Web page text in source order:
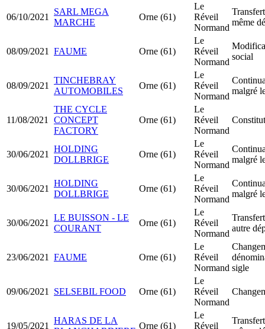
06/10/2021
SARL MEGA
MARCHE
Orne (61)
Le
Réveil
Normand
même
08/09/2021 FAUME Orne (61)
Le
Réveil
Normand
social
08/09/2021
TINCHEBRAY
AUTOMOBILES
Orne (61)
Le
Réveil
Normand
malgré
11/08/2021
THE CYCLE
CONCEPT
FACTORY
Orne (61)
Le
Réveil
Normand
30/06/2021
HOLDING
DOLLBRIGE
Orne (61)
Le
Réveil
Normand
malgré
30/06/2021
HOLDING
DOLLBRIGE
Orne (61)
Le
Réveil
Normand
malgré
30/06/2021
LE BUISSON - LE
COURANT
Orne (61)
Le
Réveil
Normand
autre
23/06/2021 FAUME Orne (61)
Le
Réveil
Normand sigle
09/06/2021 SELSEBIL FOOD Orne (61)
Le
Réveil
Normand
19/05/2021
HARAS DE LA
Orne (61)
Le
Réveil